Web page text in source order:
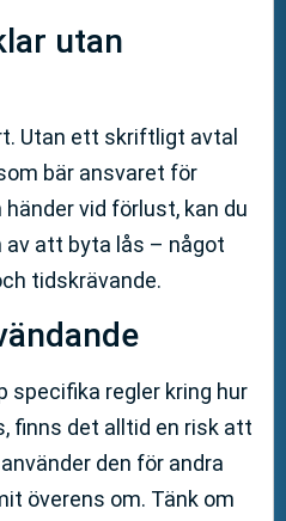
utan
Utan ett skriftligt avtal
bär ansvaret för
vid förlust, kan du
att byta lås – något
tidskrävande.
specifika regler kring hur
finns det alltid en risk att
den för andra
överens om. Tänk om